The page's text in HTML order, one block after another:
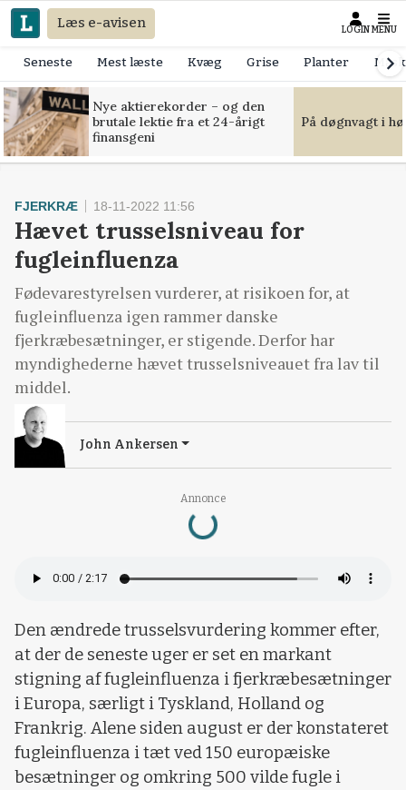
Læs e-avisen LOGIN MENU
Seneste Mest læste Kvæg Grise Planter
Nye aktierekorder – og den
brutale lektie fra et 24-årigt
finansgeni
På døgnvagt i
Annonce
Loading...
FJERKRÆ 18-11-2022 11:56
Hævet trusselsniveau for
fugleinfluenza
Fødevarestyrelsen vurderer, at risikoen for, at
fugleinfluenza igen rammer danske
fjerkræbesætninger, er stigende. Derfor har
myndighederne hævet trusselsniveauet fra lav til
middel.
John Ankersen
Den ændrede trusselsvurdering kommer efter,
at der de seneste uger er set en markant
stigning af fugleinfluenza i fjerkræbesætninger
i Europa, særligt i Tyskland, Holland og
Frankrig. Alene siden august er der konstateret
fugleinfluenza i tæt ved 150 europæiske
besætninger og omkring 500 vilde fugle i